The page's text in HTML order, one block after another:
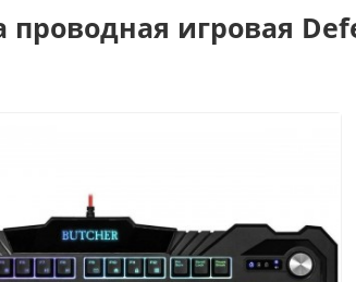
проводная игровая